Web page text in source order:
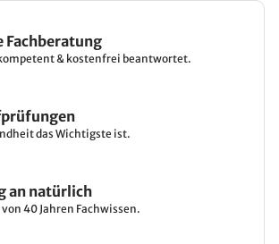
Fachberatung
& kostenfrei beantwortet.
das Wichtigste ist.
an natürlich
40 Jahren Fachwissen.